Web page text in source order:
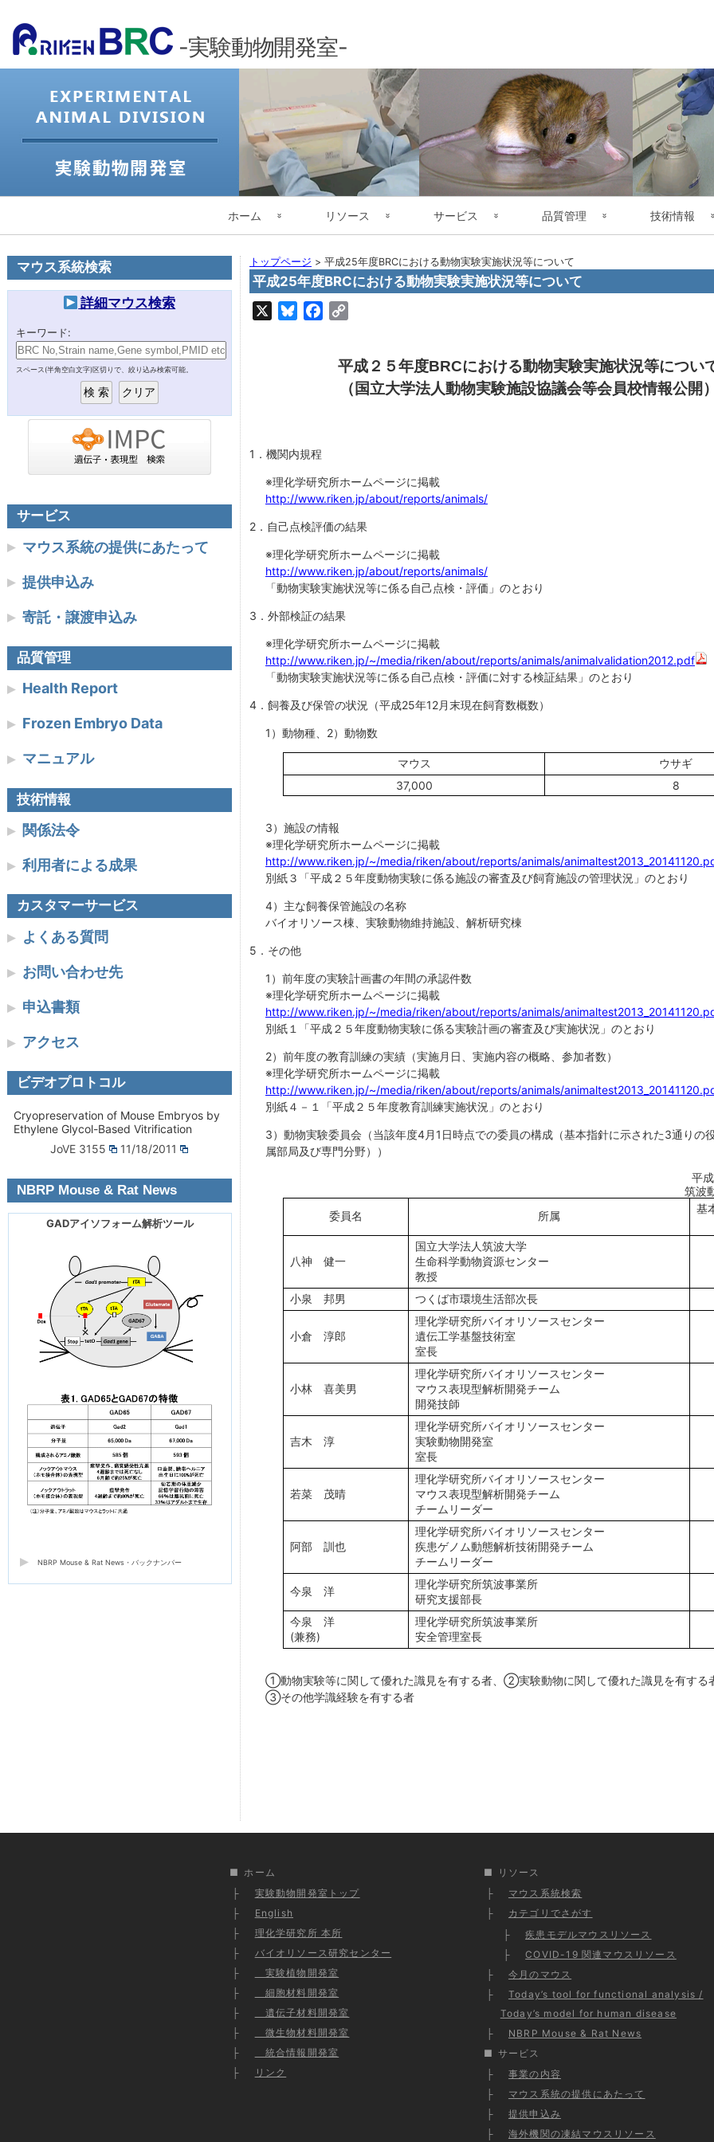
へ
ス
キ
ッ
プ
-実験動物開発室-
ビ
ョ
ホーム
実験動物開発室トップ
English
理化学研究所 本所
バイオリソース研究センター
実験植物開発室
細胞材料開発室
遺伝子材料開発室
微生物材料開発室
統合情報開発室
リソース
マウス系統検索
カテゴリでさがす 疾患モデルマウスリソース
Today’s tool for functional analysis /
Today’s model for human disease
サービス
事業の内容
マウス系統の提供にあたって
海外機関の凍結マウスリソース
日本マウスクリニック
品質管理
マウス系統の品質管理
Health Report
Frozen Embryo Data
技術情報
利用者による成果
ライセンス
トップページ > 平成25年度BRCにおける動物実験実施状況等について
平成25年度BRCにおける動物実験実施状況等について
BlueskyFacebook
平成２５年度BRCにおける動物実験実施状況等につい
（国立大学法人動物実験施設協議会等会員校情報公開）
1．機関内規程
※理化学研究所ホームページに掲載
http://www.riken.jp/about/reports/animals/
2．自己点検評価の結果
※理化学研究所ホームページに掲載
http://www.riken.jp/about/reports/animals/
「動物実験実施状況等に係る自己点検・評価」のとおり
3．外部検証の結果
※理化学研究所ホームページに掲載
http://www.riken.jp/~/media/riken/about/reports/animals/animalvalidation2012.pdf
「動物実験実施状況等に係る自己点検・評価に対する検証結果」のとおり
4．飼養及び保管の状況（平成25年12月末現在飼育数概数）
1）動物種、2）動物数
マウス
ウサギ
37,000
8
3）施設の情報
※理化学研究所ホームページに掲載
http://www.riken.jp/~/media/riken/about/reports/animals/
別紙３「平成２５年度動物実験に係る施設の審査及び飼育施設の管理状況」のとおり
4）主な飼養保管施設の名称
バイオリソース棟、実験動物維持施設、解析研究棟
5．その他
1）前年度の実験計画書の年間の承認件数
※理化学研究所ホームページに掲載
http://www.riken.jp/~/media/riken/about/reports/animals/
別紙１「平成２５年度動物実験に係る実験計画の審査及び実施状況」のとおり
2）前年度の教育訓練の実績（実施月日、実施内容の概略、参加者数）
※理化学研究所ホームページに掲載
http://www.riken.jp/~/media/riken/about/reports/animals/
別紙４－１「平成２５年度教育訓練実施状況」のとおり
3）動物実験委員会（当該年度4月1日時点での委員の構成（基本指針に示された3通りの
属部局及び専門分野））
平
筑波
委員名
所属
基
八神 健一
国立大学法人筑波大学
生命科学動物資源センター
教授
小泉 邦男 つくば市環境生活部次長
小倉 淳郎
理化学研究所バイオリソースセンター
遺伝工学基盤技術室
室長
小林 喜美男
理化学研究所バイオリソースセンター
マウス表現型解析開発チーム
開発技師
吉木 淳
理化学研究所バイオリソースセンター
実験動物開発室
室長
若菜 茂晴
理化学研究所バイオリソースセンター
マウス表現型解析開発チーム
チームリーダー
阿部 訓也
理化学研究所バイオリソースセンター
疾患ゲノム動態解析技術開発チーム
チームリーダー
今泉 洋
理化学研究所筑波事業所
研究支援部長
今泉 洋
(兼務)
理化学研究所筑波事業所
安全管理室長
①動物実験等に関して優れた識見を有する者、②実験動物に関して優れた識見を有する
③その他学識経験を有する者
マウス系統検索
詳細マウス検索
キーワード:
スペース(半角空白文字)区切りで、絞り込み検索可能。
サービス
マウス系統の提供にあたって
提供申込み
寄託・譲渡申込み
品質管理
Health Report
Frozen Embryo Data
マニュアル
技術情報
関係法令
利用者による成果
カスタマーサービス
よくある質問
お問い合わせ先
申込書類
アクセス
ビデオプロトコル
Cryopreservation of Mouse Embryos by
Ethylene Glycol-Based Vitrification
JoVE 3155
11/18/2011
NBRP Mouse & Rat News
GADアイソフォーム解析ツール
NBRP Mouse & Rat News・バックナンバー
ホーム
実験動物開発室トップ
English
理化学研究所 本所
バイオリソース研究センター
実験植物開発室
細胞材料開発室
遺伝子材料開発室
微生物材料開発室
統合情報開発室
リンク
リソース
マウス系統検索
カテゴリでさがす
疾患モデルマウスリソース
COVID-19 関連マウスリソース
今月のマウス
Today’s tool for functional analysis /
Today’s model for human disease
NBRP Mouse & Rat News
サービス
事業の内容
マウス系統の提供にあたって
提供申込み
海外機関の凍結マウスリソース